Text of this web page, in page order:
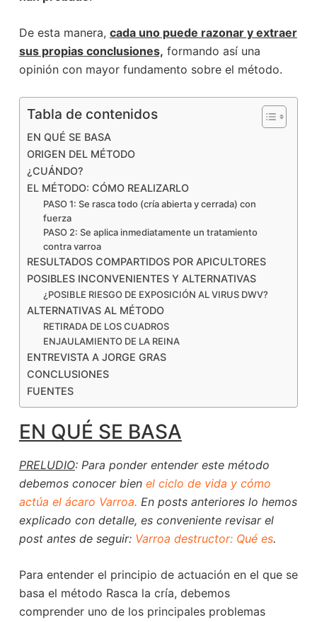
De esta manera, cada uno puede razonar y extraer
sus propias conclusiones, formando así una
opinión con mayor fundamento sobre el método.
Tabla de contenidos
EN QUÉ SE BASA
ORIGEN DEL MÉTODO
¿CUÁNDO?
EL MÉTODO: CÓMO REALIZARLO
PASO 1: Se rasca todo (cría abierta y cerrada) con
fuerza
PASO 2: Se aplica inmediatamente un tratamiento
contra varroa
RESULTADOS COMPARTIDOS POR APICULTORES
POSIBLES INCONVENIENTES Y ALTERNATIVAS
¿POSIBLE RIESGO DE EXPOSICIÓN AL VIRUS DWV?
ALTERNATIVAS AL MÉTODO
RETIRADA DE LOS CUADROS
ENJAULAMIENTO DE LA REINA
ENTREVISTA A JORGE GRAS
CONCLUSIONES
FUENTES
EN QUÉ SE BASA
PRELUDIO: Para ponder entender este método
debemos conocer bien el ciclo de vida y cómo
actúa el ácaro Varroa. En posts anteriores lo hemos
explicado con detalle, es conveniente revisar el
post antes de seguir: Varroa destructor: Qué es.
Para entender el principio de actuación en el que se
basa el método Rasca la cría, debemos
comprender uno de los principales problemas